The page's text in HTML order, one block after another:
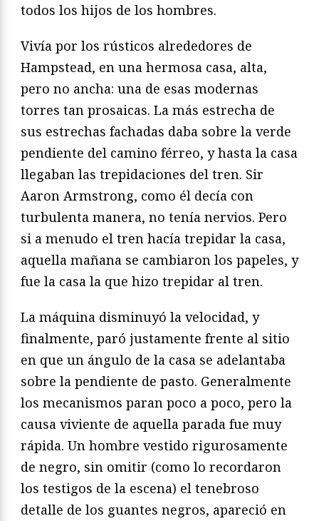
todos los hijos de los hombres.
Vivía por los rústicos alrededores de
Hampstead, en una hermosa casa, alta,
pero no ancha: una de esas modernas
torres tan prosaicas. La más estrecha de
sus estrechas fachadas daba sobre la verde
pendiente del camino férreo, y hasta la casa
llegaban las trepidaciones del tren. Sir
Aaron Armstrong, como él decía con
turbulenta manera, no tenía nervios. Pero
si a menudo el tren hacía trepidar la casa,
aquella mañana se cambiaron los papeles, y
fue la casa la que hizo trepidar al tren.
La máquina disminuyó la velocidad, y
finalmente, paró justamente frente al sitio
en que un ángulo de la casa se adelantaba
sobre la pendiente de pasto. Generalmente
los mecanismos paran poco a poco, pero la
causa viviente de aquella parada fue muy
rápida. Un hombre vestido rigurosamente
de negro, sin omitir (como lo recordaron
los testigos de la escena) el tenebroso
detalle de los guantes negros, apareció en